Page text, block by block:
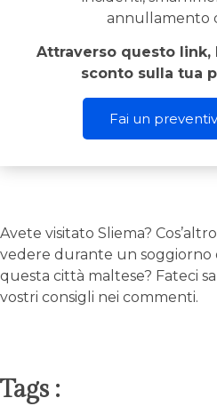
annullamento
Attraverso questo link,
sconto sulla tua
Fai un
Avete visitato Sliema?
vedere durante un soggiorno
questa città maltese? Fateci
vostri consigli nei commenti.
Tags :